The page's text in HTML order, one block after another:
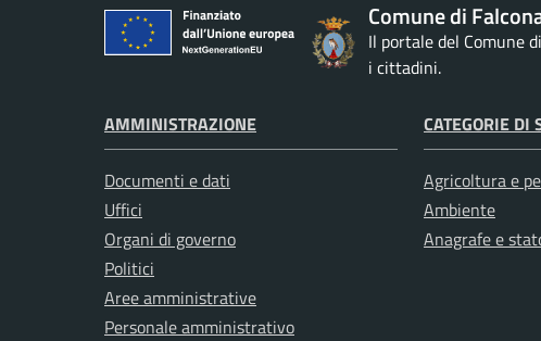
Comune di
Il portale del Comune
i cittadini.
AMMINISTRAZIONE
Documenti e dati
Uffici
Organi di governo
Politici
Aree amministrative
Personale amministrativo
CATEGORIE DI
Agricoltura e
Ambiente
Anagrafe e